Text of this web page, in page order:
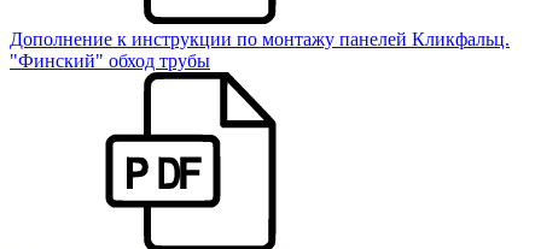
Дополнение к инструкции по монтажу панелей Кликфальц.
"Финский" обход трубы